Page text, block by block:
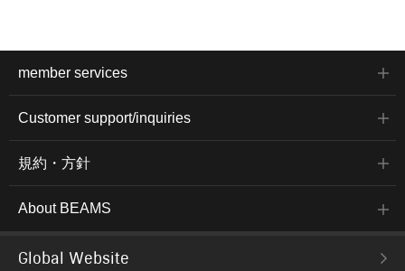
member services
Customer support/inquiries
規約・方針
About BEAMS
Global Website